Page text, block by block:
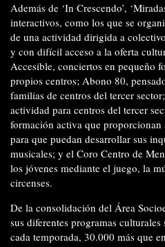
Además de ‘In Crescendo’,
interactivos, como los que se
de una actividad dirigida a
y con difícil acceso a la oferta
Accesible, conciertos en pequeño
propios centros; Abono 80,
familias de centros del tercer
actividad para centros del tercer
formación activa que proporcionan
para que puedan desarrollar sus
musicales; y el Coro Centro de
los jóvenes mediante el juego, la
circenses.
De la consolidación del Área
sus diferentes programas
cada temporada, 30.000 más que